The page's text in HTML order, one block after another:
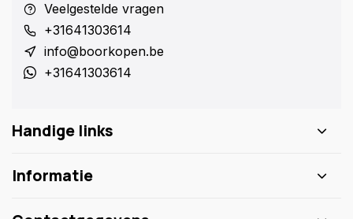
Veelgestelde vragen
+31641303614
info@boorkopen.be
+31641303614
Handige links
Informatie